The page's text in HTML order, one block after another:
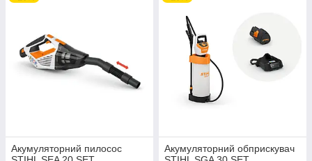
Акумуляторний пилосос
Акумуляторний обприскувач